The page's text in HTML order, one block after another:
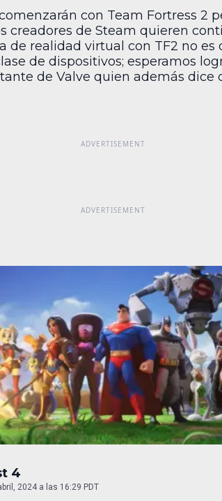
con Team Fortress 2
creadores de Steam quieren
de realidad virtual con TF2 no
de dispositivos; esperamos
de Valve quien además dice
4
2024 a las 16:29 PDT